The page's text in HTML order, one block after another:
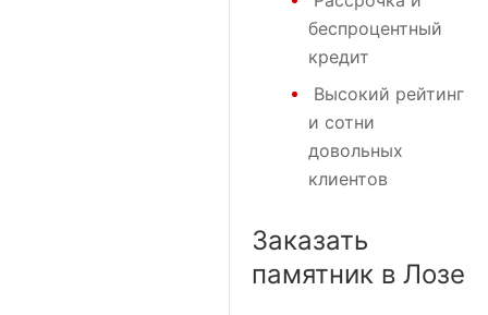
беспроцентный
кредит
Высокий рейтинг
и сотни
довольных
клиентов
Заказать
памятник в Лозе